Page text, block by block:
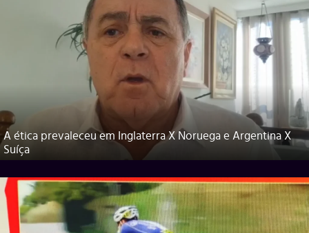
A ética prevaleceu em Inglaterra X Noruega e Argentina X
Suíça